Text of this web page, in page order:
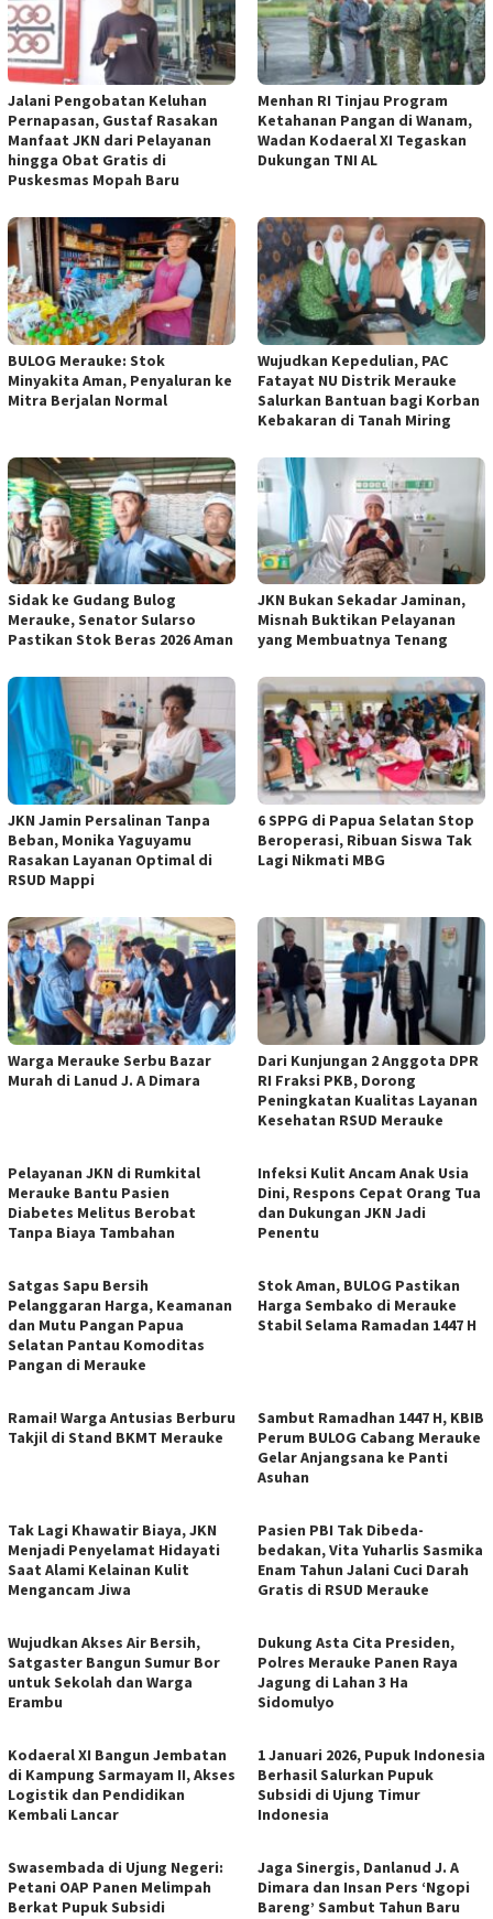
Jalani Pengobatan Keluhan
Pernapasan, Gustaf Rasakan
Manfaat JKN dari Pelayanan
hingga Obat Gratis di
Puskesmas Mopah Baru
Menhan RI Tinjau Program
Ketahanan Pangan di Wanam,
Wadan Kodaeral XI Tegaskan
Dukungan TNI AL
BULOG Merauke: Stok
Minyakita Aman, Penyaluran ke
Mitra Berjalan Normal
Wujudkan Kepedulian, PAC
Fatayat NU Distrik Merauke
Salurkan Bantuan bagi Korban
Kebakaran di Tanah Miring
Sidak ke Gudang Bulog
Merauke, Senator Sularso
Pastikan Stok Beras 2026 Aman
JKN Bukan Sekadar Jaminan,
Misnah Buktikan Pelayanan
yang Membuatnya Tenang
JKN Jamin Persalinan Tanpa
Beban, Monika Yaguyamu
Rasakan Layanan Optimal di
RSUD Mappi
6 SPPG di Papua Selatan Stop
Beroperasi, Ribuan Siswa Tak
Lagi Nikmati MBG
Warga Merauke Serbu Bazar
Murah di Lanud J. A Dimara
Dari Kunjungan 2 Anggota DPR
RI Fraksi PKB, Dorong
Peningkatan Kualitas Layanan
Kesehatan RSUD Merauke
Pelayanan JKN di Rumkital
Merauke Bantu Pasien
Diabetes Melitus Berobat
Tanpa Biaya Tambahan
Infeksi Kulit Ancam Anak Usia
Dini, Respons Cepat Orang Tua
dan Dukungan JKN Jadi
Penentu
Satgas Sapu Bersih
Pelanggaran Harga, Keamanan
dan Mutu Pangan Papua
Selatan Pantau Komoditas
Pangan di Merauke
Stok Aman, BULOG Pastikan
Harga Sembako di Merauke
Stabil Selama Ramadan 1447 H
Ramai! Warga Antusias Berburu
Takjil di Stand BKMT Merauke
Sambut Ramadhan 1447 H, KBIB
Perum BULOG Cabang Merauke
Gelar Anjangsana ke Panti
Asuhan
Tak Lagi Khawatir Biaya, JKN
Menjadi Penyelamat Hidayati
Saat Alami Kelainan Kulit
Mengancam Jiwa
Pasien PBI Tak Dibeda-
bedakan, Vita Yuharlis Sasmika
Enam Tahun Jalani Cuci Darah
Gratis di RSUD Merauke
​Wujudkan Akses Air Bersih,
Satgaster Bangun Sumur Bor
untuk Sekolah dan Warga
Erambu
​Dukung Asta Cita Presiden,
Polres Merauke Panen Raya
Jagung di Lahan 3 Ha
Sidomulyo
Kodaeral XI Bangun Jembatan
di Kampung Sarmayam II, Akses
Logistik dan Pendidikan
Kembali Lancar
1 Januari 2026, Pupuk Indonesia
Berhasil Salurkan Pupuk
Subsidi di Ujung Timur
Indonesia
Swasembada di Ujung Negeri:
Petani OAP Panen Melimpah
Berkat Pupuk Subsidi
Jaga Sinergis, Danlanud J. A
Dimara dan Insan Pers ‘Ngopi
Bareng’ Sambut Tahun Baru